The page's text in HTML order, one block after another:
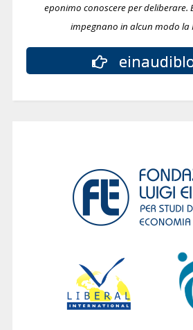
eponimo conoscere per deliberare.
impegnano in alcun modo la